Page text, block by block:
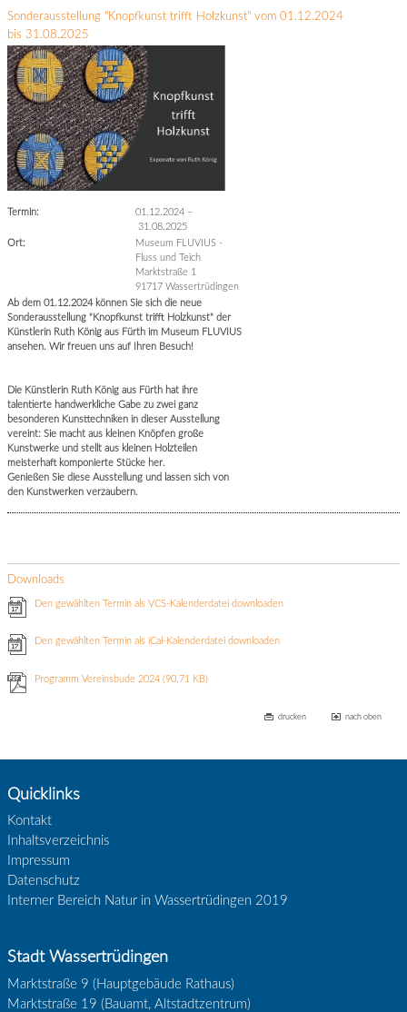
Sonderausstellung "Knopfkunst trifft Holzkunst" vom 01.12.2024
bis 31.08.2025
Termin: 01.12.2024 –
31.08.2025
Ort:
Museum FLUVIUS -
Fluss und Teich
Marktstraße 1
91717 Wassertrüdingen
Ab dem 01.12.2024 können Sie sich die neue
Sonderausstellung "Knopfkunst trifft Holzkunst" der
Künstlerin Ruth König aus Fürth im Museum FLUVIUS
ansehen. Wir freuen uns auf Ihren Besuch!
Die Künstlerin Ruth König aus Fürth hat ihre
talentierte handwerkliche Gabe zu zwei ganz
besonderen Kunsttechniken in dieser Ausstellung
vereint: Sie macht aus kleinen Knöpfen große
Kunstwerke und stellt aus kleinen Holzteilen
meisterhaft komponierte Stücke her.
Genießen Sie diese Ausstellung und lassen sich von
den Kunstwerken verzaubern.
Downloads
Den gewählten Termin als VCS-Kalenderdatei downloaden
Den gewählten Termin als iCal-Kalenderdatei downloaden
Programm Vereinsbude 2024(90.71 KB)
drucken nach oben
Quicklinks
Kontakt
Inhaltsverzeichnis
Impressum
Datenschutz
Interner Bereich Natur in Wassertrüdingen 2019
Stadt Wassertrüdingen
Marktstraße 9 (Hauptgebäude Rathaus)
Marktstraße 19 (Bauamt, Altstadtzentrum)